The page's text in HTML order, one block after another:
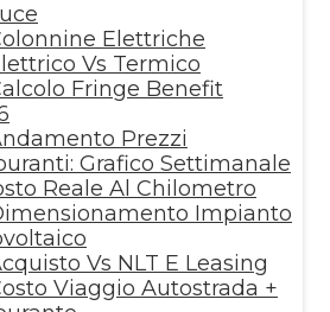
Elettriche
Vs Termico
Fringe Benefit
Prezzi
Grafico Settimanale
Reale Al Chilometro
Impianto
Vs NLT E Leasing
Viaggio Autostrada +